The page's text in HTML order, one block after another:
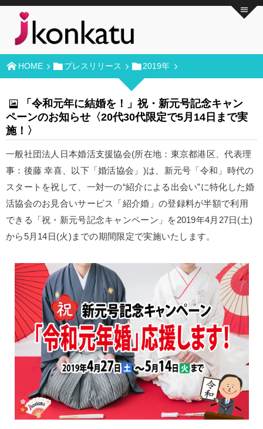
HOME プレスリリース 2019年
「令和元年に結婚を！」祝・新元号記念キャン
ペーンのお知らせ〈20代30代限定で5月14日まで実
施！〉
一般社団法人日本婚活支援協会(所在地：東京都港区、代表理
事：後藤 幸喜、以下「婚活協会」)は、新元号「令和」時代の
スタートを祝して、一対一の“紹介による出会い”に特化した婚
活協会のお見合いサービス「紹介婚」の登録料が半額で利用
できる「祝・新元号記念キャンペーン」を2019年4月27日(土)
から5月14日(火)までの期間限定で実施いたします。